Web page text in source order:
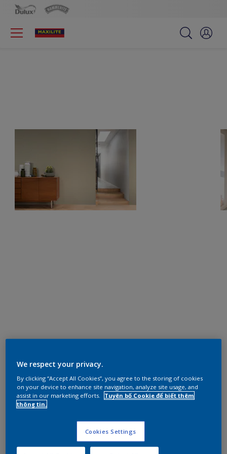
We respect your privacy.
By clicking “Accept All Cookies”, you agree to the storing of cookies
on your device to enhance site navigation, analyze site usage, and
assist in our marketing efforts.
Tuyên bố Cookie để biết thêm
thông tin.
Cookies Settings